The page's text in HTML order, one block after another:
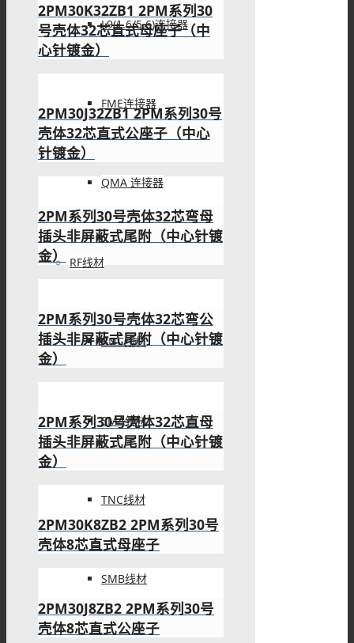
L9(1.6/5.6)连接器
FME连接器
QMA 连接器
RF线材
BNC线材
SMA线材
TNC线材
SMB线材
2PM30K32ZB1 2PM系列30
号壳体32芯直式母座子（中
心针镀金）
2PM30J32ZB1 2PM系列30号
壳体32芯直式公座子（中心
针镀金）
2PM系列30号壳体32芯弯母
插头非屏蔽式尾附（中心针镀
金）
2PM系列30号壳体32芯弯公
插头非屏蔽式尾附（中心针镀
金）
2PM系列30号壳体32芯直母
插头非屏蔽式尾附（中心针镀
金）
2PM30K8ZB2 2PM系列30号
壳体8芯直式母座子
2PM30J8ZB2 2PM系列30号
壳体8芯直式公座子